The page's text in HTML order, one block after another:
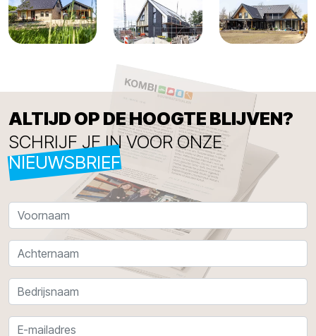
ALTIJD OP DE HOOGTE BLIJVEN?
SCHRIJF JE IN VOOR ONZE
NIEUWSBRIEF